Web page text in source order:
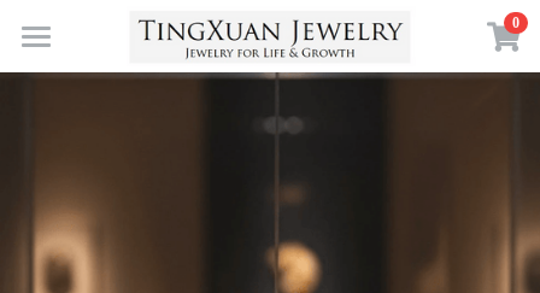
0
首頁
珠寶首飾
擁抱自然
生命歷程
×
商品分類